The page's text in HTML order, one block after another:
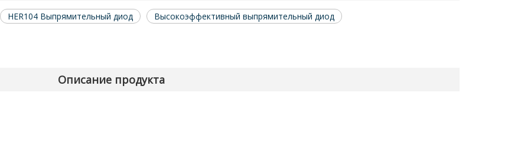
HER104 Выпрямительный диод
Высокоэффективный выпрямительный диод
Описание продукта